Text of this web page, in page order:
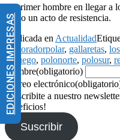
El primer hombre en llegar a
como un acto de resistencia.
Publicada en Actualidad
exploradorpolar, gallaretas,
noruego, polonorte, polosur,
Nombre(obligatorio)
Correo electrónico
¡Suscribite a nuestro
beneficios!
Suscribir
EDICIONES IMPRESAS